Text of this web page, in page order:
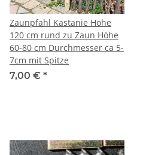
Zaunpfahl Kastanie Höhe
120 cm rund zu Zaun Höhe
60-80 cm Durchmesser ca 5-
7cm mit Spitze
7,00 € *